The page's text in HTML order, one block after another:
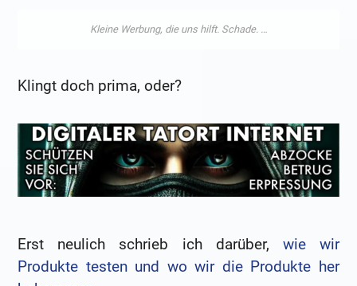
Klingt doch prima, oder?
Erst neulich schrieb ich darüber, wie wir
Produkte testen und wo wir die Produkte her